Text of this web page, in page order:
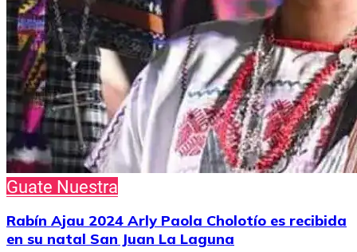
Guate Nuestra
Rabín Ajau 2024 Arly Paola Cholotío es recibida
en su natal San Juan La Laguna